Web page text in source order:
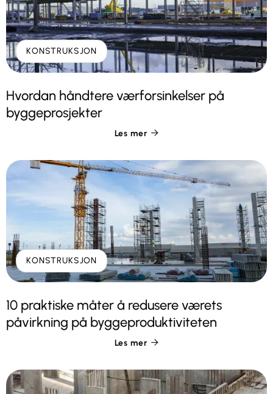
KONSTRUKSJON
Hvordan håndtere værforsinkelser på
byggeprosjekter
Les mer 
KONSTRUKSJON
10 praktiske måter å redusere værets
påvirkning på byggeproduktiviteten
Les mer 